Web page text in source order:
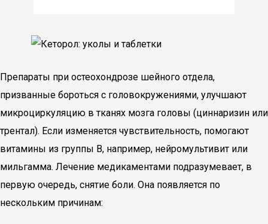
Препараты при остеохондрозе шейного отдела,
призванные бороться с головокружениями, улучшают
микроциркуляцию в тканях мозга головы (циннаризин или
трентал). Если изменяется чувствительность, помогают
витамины из группы В, например, нейромультивит или
мильгамма. Лечение медикаментами подразумевает, в
первую очередь, снятие боли. Она появляется по
нескольким причинам: